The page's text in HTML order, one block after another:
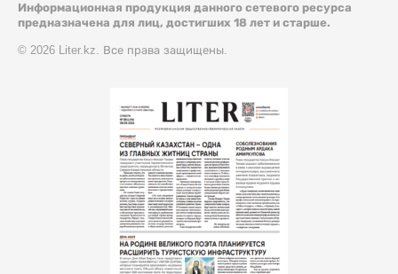
Информационная продукция данного сетевого ресурса
предназначена для лиц, достигших 18 лет и старше.
© 2026 Liter.kz. Все права защищены.